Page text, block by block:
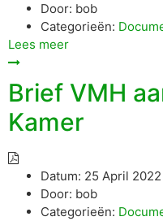
Door: bob
Categorieën:
Lees meer
Brief VMH
Kamer
Datum: 25 April 2022
Door: bob
Categorieën: